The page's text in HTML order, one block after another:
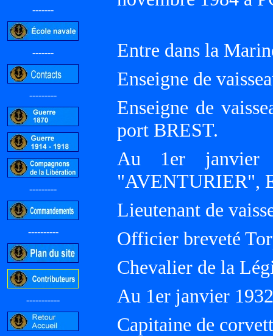
-------
-------
---------
---------
----------
-----------
Entre dans la
Enseigne de
Enseigne de
port BREST.
Au 1er janvier
"AVENTURIER",
Lieutenant de
Officier breveté
Chevalier de la
Au 1er janvier
Capitaine de